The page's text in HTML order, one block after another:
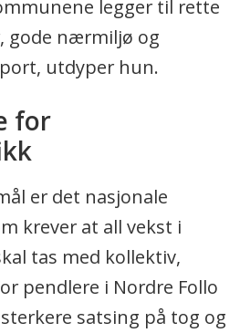
legger til rette
gode nærmiljø og
utdyper hun.
for
er det nasjonale
krever at all vekst i
tas med kollektiv,
pendlere i Nordre Follo
satsing på tog og